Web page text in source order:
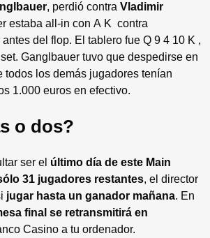
, perdió contra Vladimir
estaba all-in con A K contra
del flop. El tablero fue Q 9 4 10 K ,
Ganglbauer tuvo que despedirse en
todos los demás jugadores tenían
1.000 euros en efectivo.
o dos?
ser el último día de este Main
31 jugadores restantes, el director
jugar hasta un ganador mañana. En
final se retransmitirá en
Casino a tu ordenador.